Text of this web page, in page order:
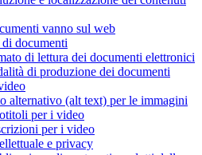
vanno sul web
documenti
di lettura dei documenti elettronici
di produzione dei documenti
alternativo (alt text) per le immagini
per i video
per i video
e privacy